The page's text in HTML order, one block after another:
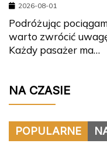
2026-08-01
Podróżując
warto zwrócić
Każdy pasażer ma…
NA CZASIE
POPULARNE